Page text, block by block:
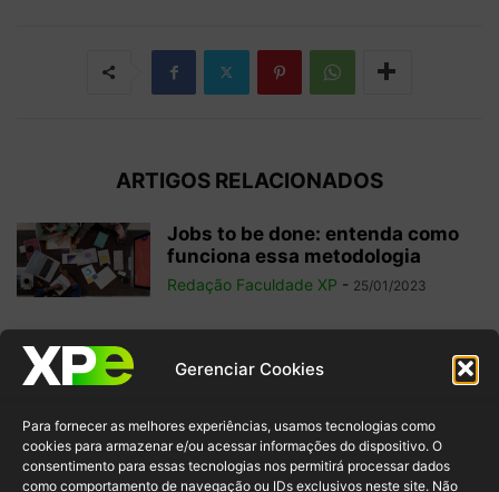
Gerenciar Cookies
Para fornecer as melhores experiências, usamos tecnologias como
cookies para armazenar e/ou acessar informações do dispositivo. O
consentimento para essas tecnologias nos permitirá processar dados
como comportamento de navegação ou IDs exclusivos neste site. Não
ARTIGOS RELACIONADOS
Jobs to be done: entenda como
funciona essa metodologia
Redação Faculdade XP - 25/01/2023
WBS (Work Breakdown
Structure): como aplicar essa
Redação Faculdade XP - 22/01/2023